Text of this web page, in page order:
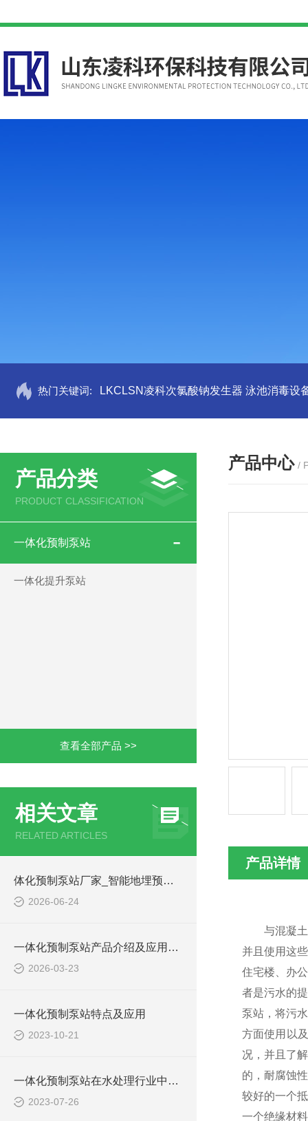
热门关键词: LKCLSN凌科次氯酸钠发生器 泳池消毒设
产品分类
PRODUCT CLASSIFICATION
一体化预制泵站
一体化提升泵站
查看全部产品 >>
相关文章
RELATED ARTICLES
体化预制泵站厂家_智能地埋预制泵站-凌科环保
2026-06-24
一体化预制泵站产品介绍及应用范围
2026-03-23
一体化预制泵站特点及应用
2023-10-21
一体化预制泵站在水处理行业中的应用
2023-07-26
产品中心 /
产品详情
与混凝
并且使用这
住宅楼、办
者是污水的
泵站，将污
方面使用以
况，并且了
的，耐腐蚀
较好的一个
一个绝缘材